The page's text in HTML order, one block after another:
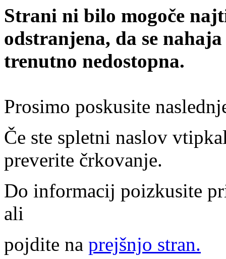
Strani ni bilo mogoče
odstranjena, da se
trenutno nedostopna.
Prosimo poskusite
Če ste spletni naslov
preverite črkovanje.
Do informacij poizkusite
ali
pojdite na prejšnjo stran.